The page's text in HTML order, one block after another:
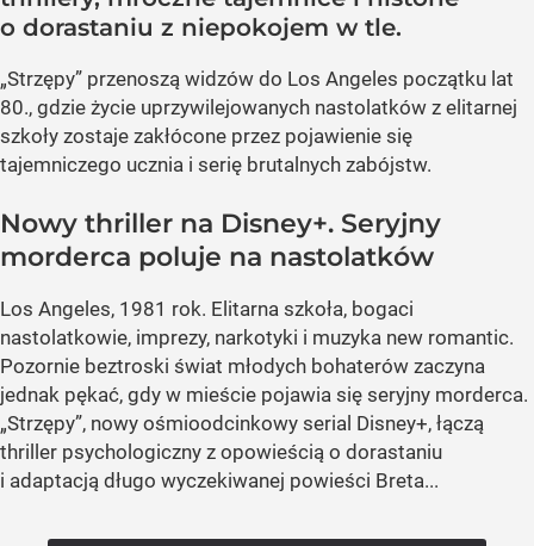
o dorastaniu z niepokojem w tle.
„Strzępy” przenoszą widzów do Los Angeles początku lat
80., gdzie życie uprzywilejowanych nastolatków z elitarnej
szkoły zostaje zakłócone przez pojawienie się
tajemniczego ucznia i serię brutalnych zabójstw.
Nowy thriller na Disney+. Seryjny
morderca poluje na nastolatków
Los Angeles, 1981 rok. Elitarna szkoła, bogaci
nastolatkowie, imprezy, narkotyki i muzyka new romantic.
Pozornie beztroski świat młodych bohaterów zaczyna
jednak pękać, gdy w mieście pojawia się seryjny morderca.
„Strzępy”, nowy ośmioodcinkowy serial Disney+, łączą
thriller psychologiczny z opowieścią o dorastaniu
i adaptacją długo wyczekiwanej powieści Breta...